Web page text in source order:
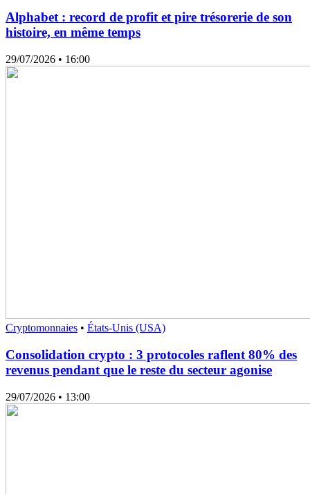
Alphabet : record de profit et pire trésorerie de son
histoire, en même temps
29/07/2026 • 16:00
Cryptomonnaies • États-Unis (USA)
Consolidation crypto : 3 protocoles raflent 80% des
revenus pendant que le reste du secteur agonise
29/07/2026 • 13:00